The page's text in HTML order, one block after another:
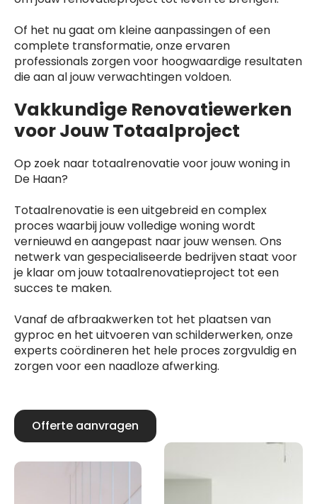
Of het nu gaat om kleine aanpassingen of een
complete transformatie, onze ervaren
professionals zorgen voor hoogwaardige resultaten
die aan al jouw verwachtingen voldoen.
Vakkundige Renovatiewerken
voor Jouw Totaalproject
Op zoek naar totaalrenovatie voor jouw woning in
De Haan?
Totaalrenovatie is een uitgebreid en complex
proces waarbij jouw volledige woning wordt
vernieuwd en aangepast naar jouw wensen. Ons
netwerk van gespecialiseerde bedrijven staat voor
je klaar om jouw totaalrenovatieproject tot een
succes te maken.
Vanaf de afbraakwerken tot het plaatsen van
gyproc en het uitvoeren van schilderwerken, onze
experts coördineren het hele proces zorgvuldig en
zorgen voor een naadloze afwerking.
Offerte aanvragen